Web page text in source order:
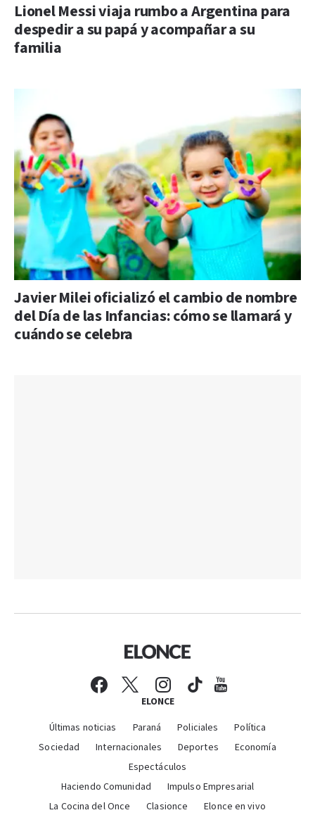
Lionel Messi viaja rumbo a Argentina para
despedir a su papá y acompañar a su
familia
Javier Milei oficializó el cambio de nombre
del Día de las Infancias: cómo se llamará y
cuándo se celebra
ELONCE
Últimas noticias Paraná Policiales
Política
Sociedad
Internacionales Deportes
Economía
Espectáculos
Haciendo Comunidad
Impulso Empresarial
La Cocina del Once
Clasionce Elonce en vivo